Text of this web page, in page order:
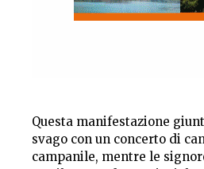
Questa manifestazione
svago con un concerto di
campanile, mentre le